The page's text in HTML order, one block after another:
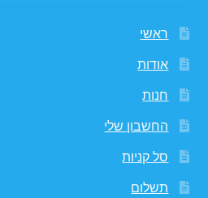
ראשי
אודות
חנות
החשבון שלי
סל קניות
תשלום